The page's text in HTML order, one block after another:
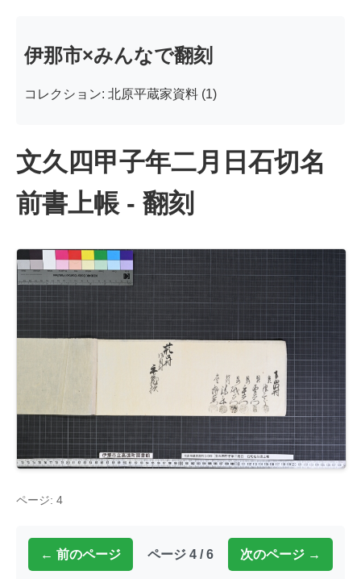
伊那市×みんなで翻刻
コレクション: 北原平蔵家資料 (1)
文久四甲子年二月日石切名
前書上帳 - 翻刻
ページ: 4
← 前のページ ページ 4 / 6 次のページ →